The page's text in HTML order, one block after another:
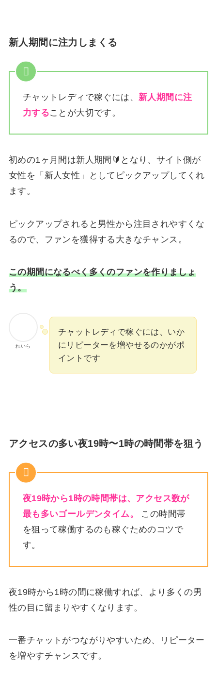
新人期間に注力しまくる
チャットレディで稼ぐには、新人期間に注
力することが大切です。
初めの1ヶ月間は新人期間🔰となり、サイト側が
女性を「新人女性」としてピックアップしてくれ
ます。
ピックアップされると男性から注目されやすくな
るので、ファンを獲得する大きなチャンス。
この期間になるべく多くのファンを作りましょ
う。
れいら
チャットレディで稼ぐには、いか
にリピーターを増やせるのかがポ
イントです
アクセスの多い夜19時〜1時の時間帯を狙う
夜19時から1時の時間帯は、アクセス数が
最も多いゴールデンタイム。
この時間帯
を狙って稼働するのも稼ぐためのコツで
す。
夜19時から1時の間に稼働すれば、より多くの男
性の目に留まりやすくなります。
一番チャットがつながりやすいため、リピーター
を増やすチャンスです。